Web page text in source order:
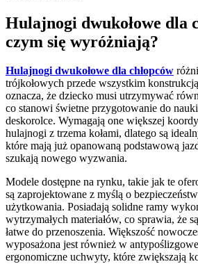
Hulajnogi dwukołowe dla
czym się wyróżniają?
Hulajnogidwukołowe dla chłopców
trójkołowych przede wszystkim
oznacza, że dziecko musi utrzymywać
co stanowi świetne przygotowanie do
deskorolce. Wymagają one większej
hulajnogi z trzema kołami, dlatego są
które mają już opanowaną podstawową
szukają nowego wyzwania.
Modele dostępne na rynku, takie jak te
są zaprojektowane z myślą o
użytkowania. Posiadają solidne ramy
wytrzymałych materiałów, co sprawia, że
łatwe do przenoszenia. Większość
wyposażona jest również w
ergonomiczne uchwyty, które zwiększają